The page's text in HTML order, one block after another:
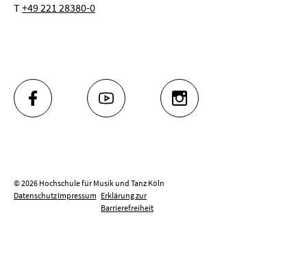
T+49 221 28380-0
FACEBOOK YOUTUBE INSTAGRAM
© 2026 Hochschule für Musik und Tanz Köln
DatenschutzImpressum Erklärung zur
Barrierefreiheit